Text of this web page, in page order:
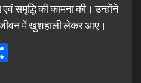
समृद्धि की कामना की। उन्होंने
में खुशहाली लेकर आए।